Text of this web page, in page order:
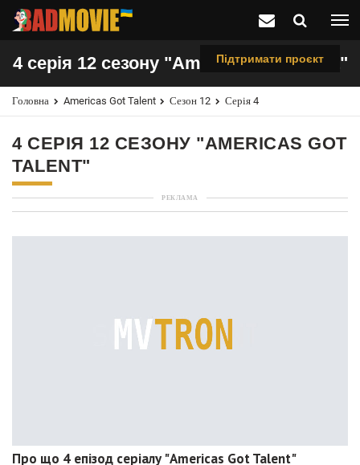
Підтримати проєкт
4 серія 12 сезону "Americas Got Talent"
Головна Americas Got Talent Сезон 12 Серія 4
4 СЕРІЯ 12 СЕЗОНУ "AMERICAS GOT
TALENT"
РЕКЛАМА
Про що 4 епізод серіалу "Americas Got Talent"